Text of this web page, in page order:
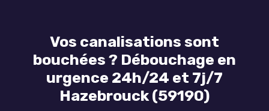
Vos canalisations sont
bouchées ? Débouchage en
urgence 24h/24 et 7j/7
Hazebrouck (59190)